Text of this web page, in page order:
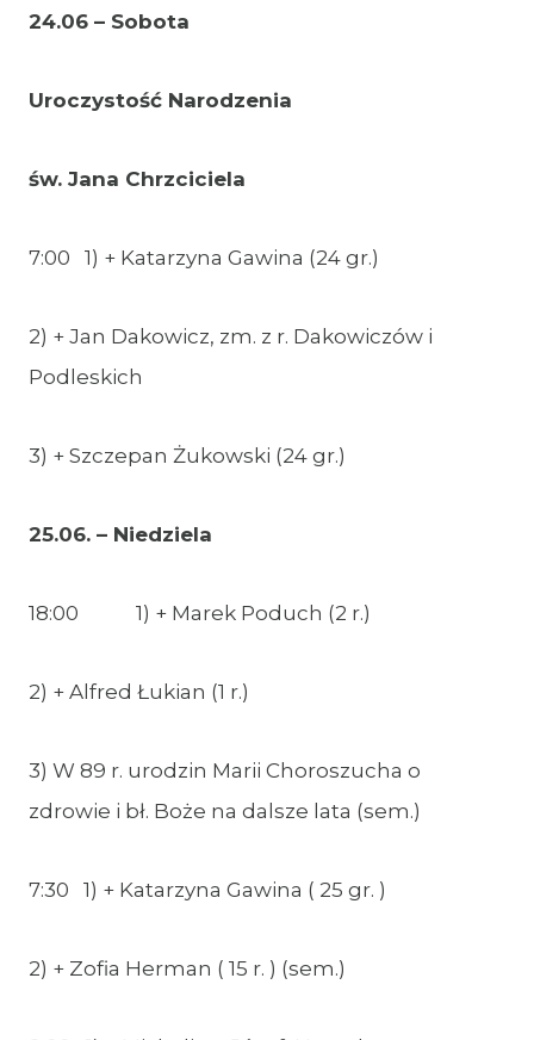
24.06 – Sobota
Uroczystość Narodzenia
św. Jana Chrzciciela
7:00 1) + Katarzyna Gawina (24 gr.)
2) + Jan Dakowicz, zm. z r. Dakowiczów i
Podleskich
3) + Szczepan Żukowski (24 gr.)
25.06. – Niedziela
18:00 1) + Marek Poduch (2 r.)
2) + Alfred Łukian (1 r.)
3) W 89 r. urodzin Marii Choroszucha o
zdrowie i bł. Boże na dalsze lata (sem.)
7:30 1) + Katarzyna Gawina ( 25 gr. )
2) + Zofia Herman ( 15 r. ) (sem.)